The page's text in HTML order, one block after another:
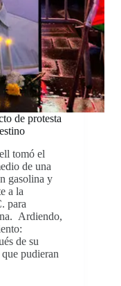
de protesta
tomó el
de una
gasolina y
a la
para
Ardiendo,
de su
que pudieran